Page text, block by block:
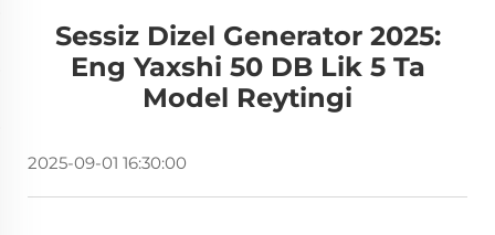
Sessiz Dizel Generator 2025:
Eng Yaxshi 50 DB Lik 5 Ta
Model Reytingi
2025-09-01 16:30:00